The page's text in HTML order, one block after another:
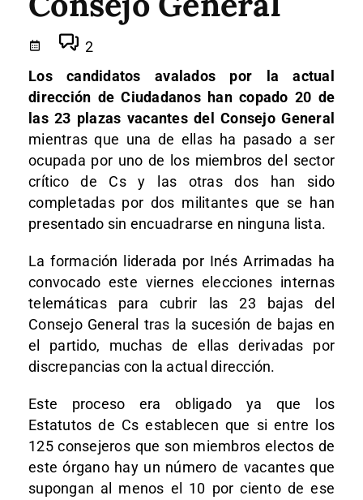
2
Los candidatos avalados por la actual
dirección de Ciudadanos han copado 20 de
las 23 plazas vacantes del Consejo General
mientras que una de ellas ha pasado a ser
ocupada por uno de los miembros del sector
crítico de Cs y las otras dos han sido
completadas por dos militantes que se han
presentado sin encuadrarse en ninguna lista.
La formación liderada por Inés Arrimadas ha
convocado este viernes elecciones internas
telemáticas para cubrir las 23 bajas del
Consejo General tras la sucesión de bajas en
el partido, muchas de ellas derivadas por
discrepancias con la actual dirección.
Este proceso era obligado ya que los
Estatutos de Cs establecen que si entre los
125 consejeros que son miembros electos de
este órgano hay un número de vacantes que
supongan al menos el 10 por ciento de ese